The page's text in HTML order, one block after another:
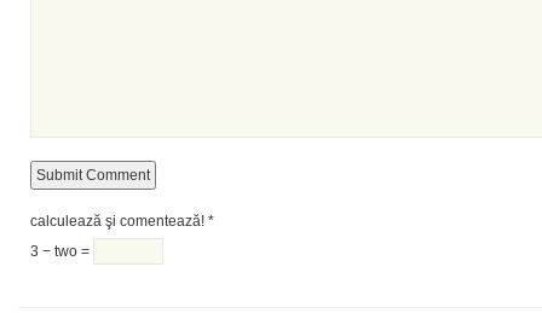
calculează şi comentează! *
3 − two =